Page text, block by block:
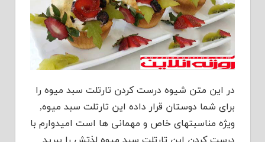
در این متن شیوه درست کردن تارتلت سبد میوه را
برای شما دوستان قرار داده این تارتلت سبد میوه,
ویژه مناسبتهای خاص و مهمانی ها است امیدوارم با